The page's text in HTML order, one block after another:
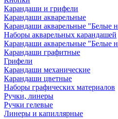
Карандаши и грифели
Карандаши акварельные
Карандаши акварельные "Белые
Наборы акварельных карандашей
Карандаши акварельные "Белые
Карандаши графитные
Грифели
Карандаши механические
Карандаши цветные
Наборы графических материалов
Ручки, линеры
Ручки гелевые
Линеры и капиллярные